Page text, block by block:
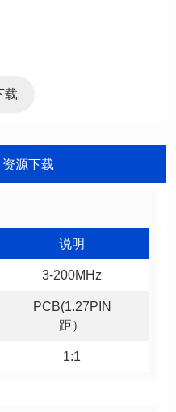
载
资源下载
说明
3-200MHz
距）
1:1